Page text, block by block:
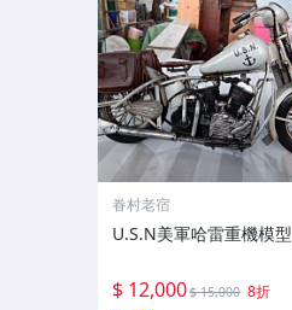
眷村老宿
U.S.N美軍哈雷重機模型
$ 12,000$ 15,000 8折